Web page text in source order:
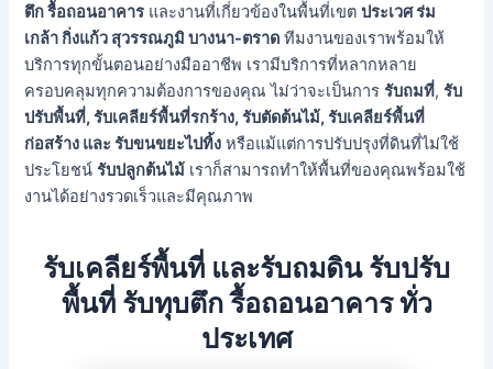
ตึก รื้อถอนอาคาร และงานที่เกี่ยวข้องในพื้นที่เขตประเวศ ร่ม
เกล้า กิ่งแก้ว สุวรรณภูมิ บางนา-ตราด ทีมงานของเราพร้อมให้
บริการทุกขั้นตอนอย่างมืออาชีพ เรามีบริการที่หลากหลาย
ครอบคลุมทุกความต้องการของคุณ ไม่ว่าจะเป็นการรับถมที่,รับ
ปรับพื้นที่, รับเคลียร์พื้นที่รกร้าง, รับตัดต้นไม้, รับเคลียร์พื้นที่
ก่อสร้าง และ รับขนขยะไปทิ้ง หรือแม้แต่การปรับปรุงที่ดินที่ไม่ใช้
ประโยชน์รับปลูกต้นไม้ เราก็สามารถทำให้พื้นที่ของคุณพร้อมใช้
งานได้อย่างรวดเร็วและมีคุณภาพ
รับเคลียร์พื้นที่ และรับถมดิน รับปรับ
พื้นที่ รับทุบตึก รื้อถอนอาคาร ทั่ว
ประเทศ